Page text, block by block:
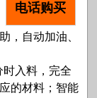
电话购买
，自动加油、
入料，完全
的材料；智能